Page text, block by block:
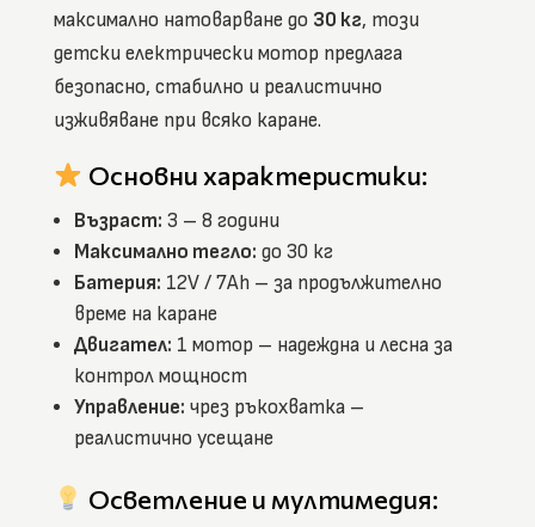
максимално натоварване до 30 кг, този
детски електрически мотор предлага
безопасно, стабилно и реалистично
изживяване при всяко каране.
Основни характеристики:
Възраст: 3 – 8 години
Максимално тегло: до 30 кг
Батерия: 12V / 7Ah – за продължително
време на каране
Двигател: 1 мотор – надеждна и лесна за
контрол мощност
Управление: чрез ръкохватка –
реалистично усещане
Осветление и мултимедия: